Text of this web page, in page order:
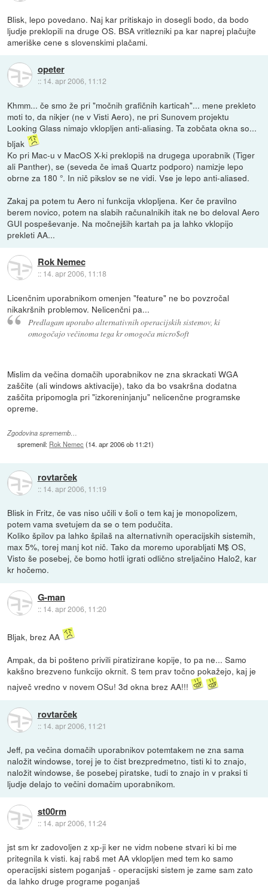
Blisk, lepo povedano. Naj kar pritiskajo in dosegli bodo, da bodo
ljudje preklopili na druge OS. BSA vritlezniki pa kar naprej plačujte
ameriške cene s slovenskimi plačami.
opeter
:: 14. apr 2006, 11:12
Khmm... če smo že pri "močnih grafičnih karticah"... mene prekleto
moti to, da nikjer (ne v Visti Aero), ne pri Sunovem projektu
Looking Glass nimajo vklopljen anti-aliasing. Ta zobčata okna so...
bljak
Ko pri Mac-u v MacOS X-ki preklopiš na drugega uporabnik (Tiger
ali Panther), se (seveda če imaš Quartz podporo) namizje lepo
obrne za 180 °. In nič pikslov se ne vidi. Vse je lepo anti-aliased.
Zakaj pa potem tu Aero ni funkcija vklopljena. Ker če pravilno
berem novico, potem na slabih računalnikih itak ne bo deloval Aero
GUI pospeševanje. Na močnejših kartah pa ja lahko vklopijo
prekleti AA...
Rok Nemec
:: 14. apr 2006, 11:18
Licenčnim uporabnikom omenjen "feature" ne bo povzročal
nikakršnih problemov. Nelicenčni pa...
Predlagam uporabo alternativnih operacijskih sistemov, ki
omogočajo večinoma tega kr omogoča micro$oft
Mislim da večina domačih uporabnikov ne zna skrackati WGA
zaščite (ali windows aktivacije), tako da bo vsakršna dodatna
zaščita pripomogla pri "izkoreninjanju" nelicenčne programske
opreme.
Zgodovina sprememb…
spremenil: Rok Nemec (14. apr 2006 ob 11:21)
rovtarček
:: 14. apr 2006, 11:19
Blisk in Fritz, če vas niso učili v šoli o tem kaj je monopolizem,
potem vama svetujem da se o tem podučita.
Koliko špilov pa lahko špilaš na alternativnih operacijskih sistemih,
max 5%, torej manj kot nič. Tako da moremo uporabljati M$ OS,
Visto še posebej, če bomo hotli igrati odlično streljačino Halo2, kar
kr hočemo.
G-man
:: 14. apr 2006, 11:20
Bljak, brez AA
Ampak, da bi pošteno privili piratizirane kopije, to pa ne... Samo
kakšno brezveno funkcijo okrnit. S tem prav točno pokažejo, kaj je
največ vredno v novem OSu! 3d okna brez AA!!!
rovtarček
:: 14. apr 2006, 11:21
Jeff, pa večina domačih uporabnikov potemtakem ne zna sama
naložit windowse, torej je to čist brezpredmetno, tisti ki to znajo,
naložit windowse, še posebej piratske, tudi to znajo in v praksi ti
ljudje delajo to večini domačim uporabnikom.
st00rm
:: 14. apr 2006, 11:24
jst sm kr zadovoljen z xp-ji ker ne vidm nobene stvari ki bi me
pritegnila k visti. kaj rabš met AA vklopljen med tem ko samo
operacijski sistem poganjaš - operacijski sistem je zame sam zato
da lahko druge programe poganjaš